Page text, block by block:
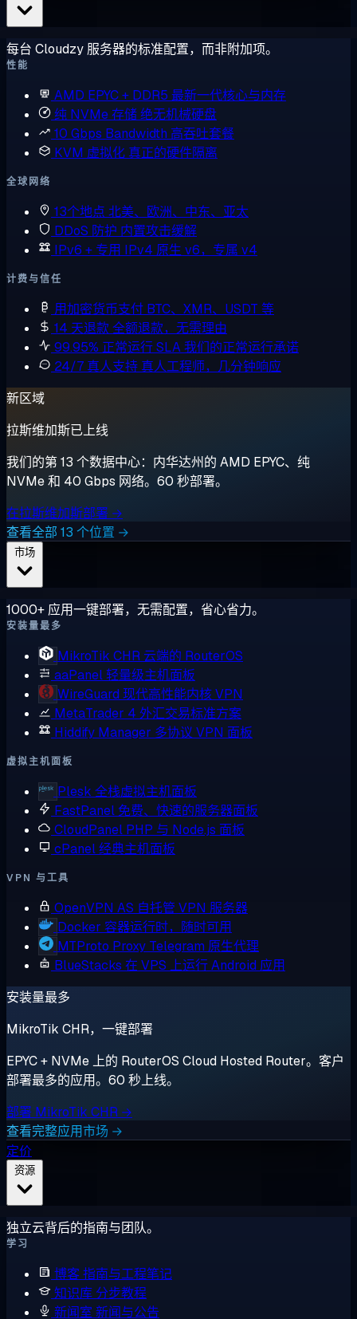
每台 Cloudzy 服务器的标准配置，而非附加项。
性能
AMD EPYC + DDR5 最新一代核心与内存
纯 NVMe 存储绝无机械硬盘
10 Gbps Bandwidth 高吞吐套餐
KVM 虚拟化 真正的硬件隔离
全球网络
13个地点 北美、欧洲、中东、亚太
DDoS 防护 内置攻击缓解
IPv6 + 专用 IPv4 原生 v6，专属 v4
计费与信任
用加密货币支付 BTC、XMR、USDT 等
14 天退款全额退款，无需理由
99.95% 正常运行 SLA我们的正常运行承诺
24/7 真人支持 真人工程师，几分钟响应
新区域
拉斯维加斯已上线
我们的第 13 个数据中心：内华达州的 AMD EPYC、纯
NVMe 和 40 Gbps 网络。60 秒部署。
在拉斯维加斯部署 →
查看全部 13 个位置 →
1000+ 应用一键部署，无需配置，省心省力。
安装量最多
MikroTik CHR 云端的 RouterOS
aaPanel轻量级主机面板
WireGuard 现代高性能内核 VPN
MetaTrader 4 外汇交易标准方案
Hiddify Manager 多协议 VPN 面板
虚拟主机面板
Plesk 全栈虚拟主机面板
FastPanel 免费、快速的服务器面板
CloudPanel PHP 与 Node.js 面板
cPanel经典主机面板
VPN 与工具
OpenVPN AS 自托管 VPN 服务器
Docker 容器运行时，随时可用
MTProto Proxy Telegram 原生代理
BlueStacks 在 VPS 上运行 Android 应用
安装量最多
MikroTik CHR，一键部署
EPYC + NVMe 上的 RouterOS Cloud Hosted Router。客户
部署最多的应用。60 秒上线。
部署 MikroTik CHR →
查看完整应用市场 →
定价
独立云背后的指南与团队。
学习
博客指南与工程笔记
知识库 分步教程
新闻室 新闻与公告